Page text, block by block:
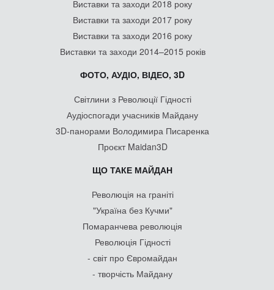
Виставки та заходи 2018 року
Виставки та заходи 2017 року
Виставки та заходи 2016 року
Виставки та заходи 2014–2015 років
ФОТО, АУДІО, ВІДЕО, 3D
Світлини з Революції Гідності
Аудіоспогади учасників Майдану
3D-панорами Володимира Писаренка
Проєкт Maidan3D
ЩО ТАКЕ МАЙДАН
Революція на граніті
"Україна без Кучми"
Помаранчева революція
Революція Гідності
- світ про Євромайдан
- творчість Майдану